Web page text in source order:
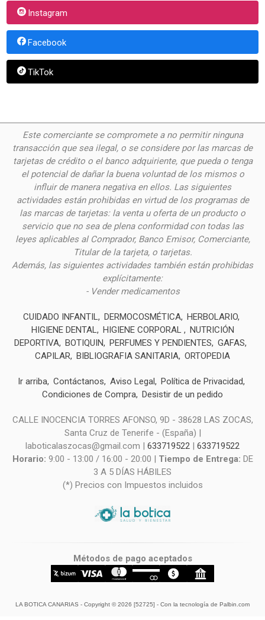
Instagram
Facebook
TikTok
Este comerciante se compromete a no permitir ninguna
transacción que sea ilegal, o se considere por las marcas de
tarjetas de crédito o el banco adquiriente, que pueda o tenga
el potencial de dañar la buena voluntad de los mismos o
influir de manera negativa en ellos. Las siguientes
actividades están prohibidas en virtud de los programas de
las marcas de tarjetas: la venta u oferta de un producto o
servicio que no sea de plena conformidad con todas las
leyes aplicables al Comprador, Banco Emisor, Comerciante,
Titular de la tarjeta, o tarjetas.
Además, las siguientes actividades también están prohibidas
explícitamente:
- Vender medicamentos
CUIDADO INFANTIL DERMOCOSMÉTICA HERBOLARIO
HIGIENE DENTAL
HIGIENE CORPORAL
NUTRICIÓN
DEPORTIVA BOTIQUIN PERFUMES Y PENDIENTES
GAFAS
CAPILAR
BIBLIOGRAFIA SANITARIA ORTOPEDIA
Ir arriba Contáctanos Aviso Legal
Política de Privacidad
Condiciones de Compra
Desistir de un pedido
CALLE INOCENCIA TORRES AFONSO, 9D - 38628 LAS ZOCAS,
Santa Cruz de Tenerife - (España) |
laboticalaszocas@gmail.com | 633719522 | 633719522
Horario: 9:00 - 13:00 / 16:00 - 20:00 | Tiempo de Entrega: DE
3 A 5 DÍAS HÁBILES
(*) Precios con Impuestos incluidos
Métodos de pago aceptados
LA BOTICA CANARIAS - Copyright © 2026 [52725] - Con la tecnología de Palbin.com